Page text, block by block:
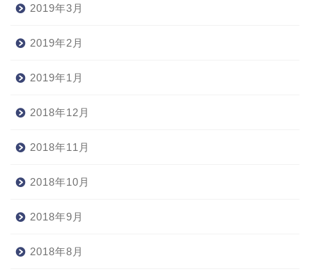
2019年3月
2019年2月
2019年1月
2018年12月
2018年11月
2018年10月
2018年9月
2018年8月